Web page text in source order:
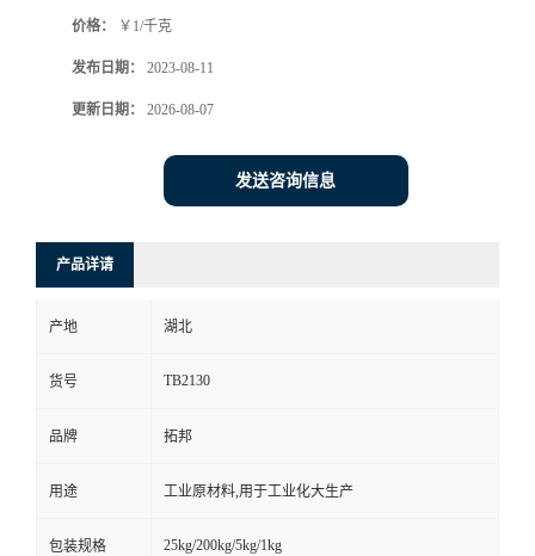
价格： ￥1/千克
发布日期： 2023-08-11
更新日期： 2026-08-07
发送咨询信息
产品详请
产地 湖北
货号 TB2130
品牌 拓邦
用途 工业原材料,用于工业化大生产
包装规格 25kg/200kg/5kg/1kg